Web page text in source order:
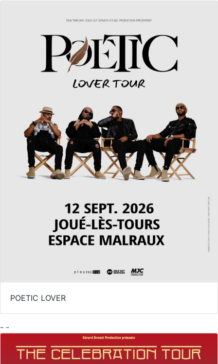
POETIC LOVER
- -